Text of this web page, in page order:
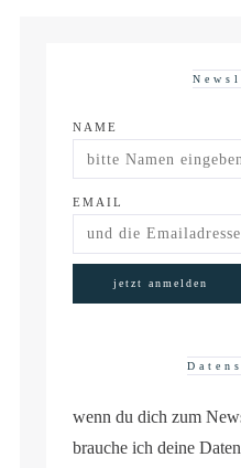
NAME
EMAIL
wenn du dich zum
brauche ich deine